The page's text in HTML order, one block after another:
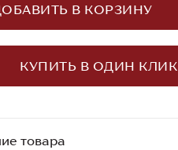
В КОРЗИНУ
КУПИТЬ В ОДИН КЛИК
товара